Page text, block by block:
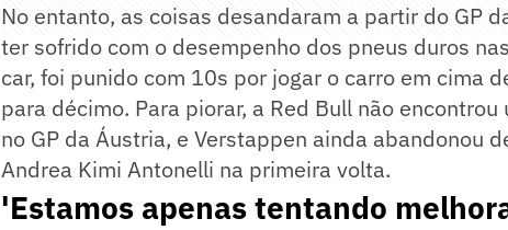
No entanto, as coisas desandaram a partir do GP
ter sofrido com o desempenho dos pneus duros
car, foi punido com 10s por jogar o carro em cima
para décimo. Para piorar, a Red Bull não
no GP da Áustria, e Verstappen ainda abandonou
Andrea Kimi Antonelli na primeira volta.
'Estamos apenas tentando